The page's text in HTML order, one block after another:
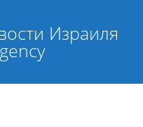
Израиля